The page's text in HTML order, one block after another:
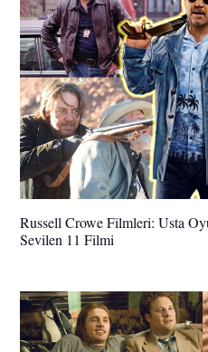
Russell Crowe Filmleri: Usta
Sevilen 11 Filmi